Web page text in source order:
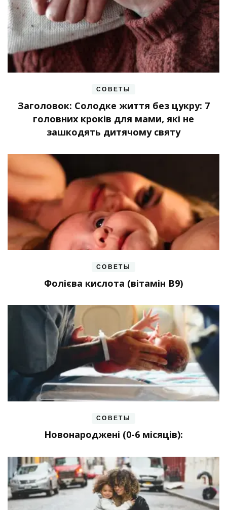
СОВЕТЫ
Заголовок: Солодке життя без цукру: 7
головних кроків для мами, які не
зашкодять дитячому святу
СОВЕТЫ
Фолієва кислота (вітамін В9)
СОВЕТЫ
Новонароджені (0-6 місяців):